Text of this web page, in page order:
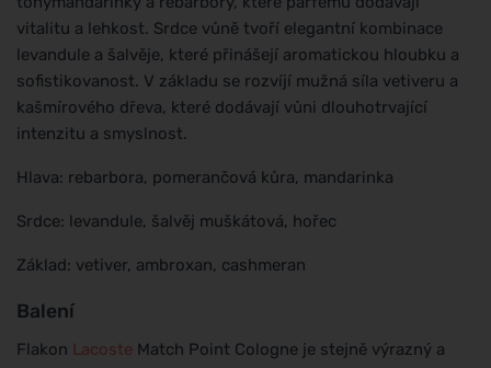
vitalitu a lehkost. Srdce vůně tvoří elegantní kombinace
levandule a šalvěje, které přinášejí aromatickou hloubku a
sofistikovanost. V základu se rozvíjí mužná síla vetiveru a
kašmírového dřeva, které dodávají vůni dlouhotrvající
intenzitu a smyslnost.
Hlava: rebarbora, pomerančová kůra, mandarinka
Srdce: levandule, šalvěj muškátová, hořec
Základ: vetiver, ambroxan, cashmeran
Balení
Flakon Lacoste Match Point Cologne je stejně výrazný a